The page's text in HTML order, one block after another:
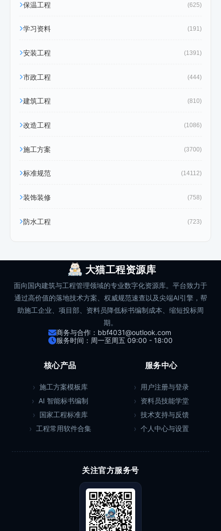
保温工程 (625)
学习资料 (191)
安装工程 (1391)
市政工程 (444)
建筑工程 (810)
改造工程 (1086)
施工方案 (3700)
标准规范 (14112)
装饰装修 (758)
防水工程 (723)
大猫工程资源库
面向国内建筑与工程管理领域的专业数字化资源库。平台致力于
通过高价值的落地技术方案、权威规范速查以及尖端AI引擎，帮
助施工企业、项目部、资料员降低标书编制成本、缩短投标周
期。
商务与合作：bbf4031@outlook.com
服务时间：周一至周五 09:00 - 18:00
核心产品
施工方案模板库
AI 智能标书编制
国家工程标准库
工程常用软件合集
服务中心
用户注册与登录
资料员技能学堂
技术支持与反馈
个人中心与设置
关注官方服务号